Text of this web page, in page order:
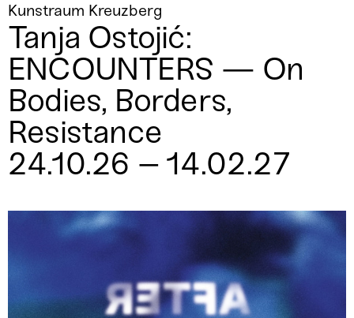
Kunstraum Kreuzberg
Tanja Ostojić:
ENCOUNTERS — On
Bodies, Borders,
Resistance
24.10.26 – 14.02.27